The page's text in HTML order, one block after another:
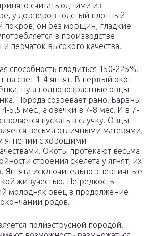
считать одними из
у дорперов толстый плотный
он без морщин, гладкие
в производстве
перчаток высокого качества.
способность плодиться 150-225%.
на свет 1-4 ягнят. В первый окот
ну а полновозрастные овцы
Порода созревает рано. Бараны
5,5 мес., а овечки в 7-8 мес. И в 7-
пускать в случку. Овцы
весьма отличными матерями,
ягнении с хорошими
Окоты протекают весьма
строения скелета у ягнят, их
Ягнята исключительно энергичные
живучестью. Не редкость
молодняк овец в продолжение
родов.
полиэструсной породой.